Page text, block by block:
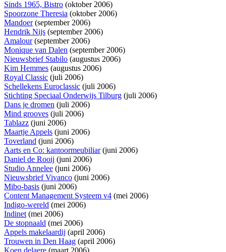
Sinds 1965, Bistro (oktober 2006)
Spoorzone Theresia (oktober 2006)
Mandoer(september 2006)
Hendrik Nijs (september 2006)
Amalour(september 2006)
Monique van Dalen (september 2006)
Nieuwsbrief Stabilo (augustus 2006)
Kim Hemmes (augustus 2006)
Royal Classic (juli 2006)
Schellekens Euroclassic (juli 2006)
Stichting Speciaal Onderwijs Tilburg (juli 2006)
Dans je dromen (juli 2006)
Mind grooves (juli 2006)
Tablazz (juni 2006)
Maartje Appels (juni 2006)
Toverland (juni 2006)
Aarts en Co: kantoormeubiliar(juni 2006)
Daniel de Rooij (juni 2006)
Studio Annelee (juni 2006)
Nieuwsbrief Vivanco (juni 2006)
Mibo-basis (juni 2006)
Content Management Systeem v4 (mei 2006)
Indigo-wereld (mei 2006)
Indinet(mei 2006)
De stopnaald (mei 2006)
Appels makelaardij (april 2006)
Trouwen in Den Haag (april 2006)